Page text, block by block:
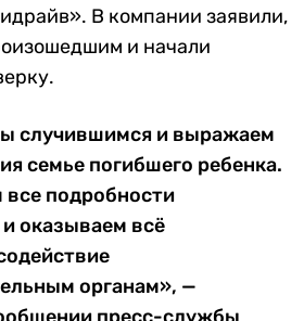
В компании заявили,
и начали
случившимся и выражаем
семье погибшего ребенка.
подробности
оказываем всё
органам», —